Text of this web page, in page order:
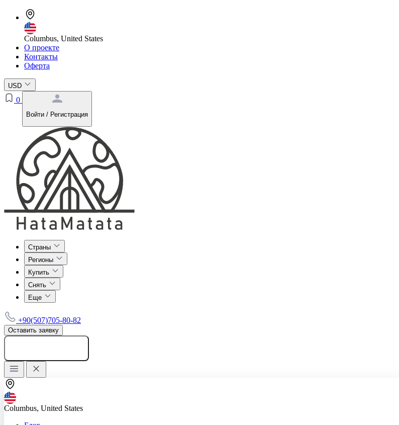
Columbus, United States
О проекте
Контакты
Оферта
USD
0
Войти / Регистрация
Страны
Регионы
Купить
Снять
Еще
+90(507)705-80-82
Оставить заявку
Columbus, United States